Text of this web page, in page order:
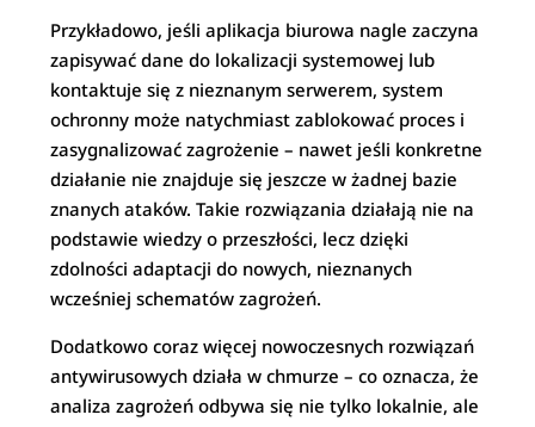
Przykładowo, jeśli aplikacja biurowa nagle zaczyna
zapisywać dane do lokalizacji systemowej lub
kontaktuje się z nieznanym serwerem, system
ochronny może natychmiast zablokować proces i
zasygnalizować zagrożenie – nawet jeśli konkretne
działanie nie znajduje się jeszcze w żadnej bazie
znanych ataków. Takie rozwiązania działają nie na
podstawie wiedzy o przeszłości, lecz dzięki
zdolności adaptacji do nowych, nieznanych
wcześniej schematów zagrożeń.
Dodatkowo coraz więcej nowoczesnych rozwiązań
antywirusowych działa w chmurze – co oznacza, że
analiza zagrożeń odbywa się nie tylko lokalnie, ale